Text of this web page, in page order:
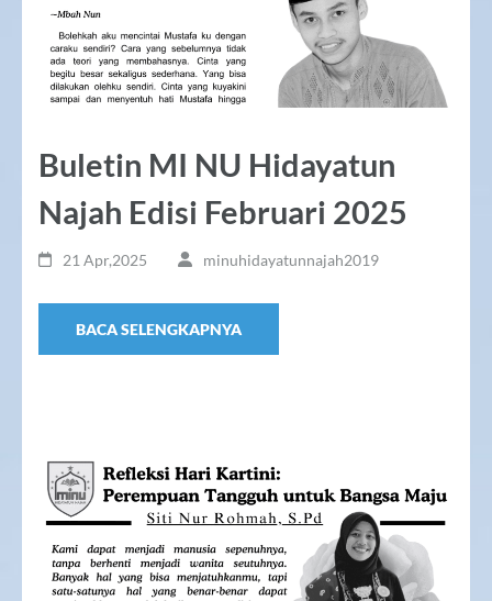
Buletin MI NU Hidayatun
Najah Edisi Februari 2025
21 Apr,2025 minuhidayatunnajah2019
BACA SELENGKAPNYA